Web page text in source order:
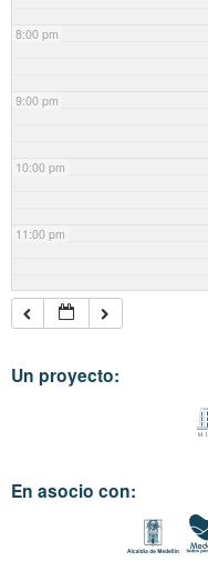
8:00 pm
9:00 pm
10:00 pm
11:00 pm
Un proyecto:
En asocio con: